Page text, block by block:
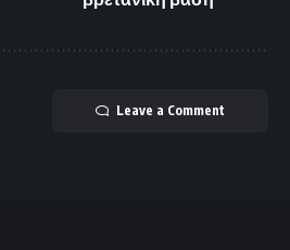
Leave a Comment